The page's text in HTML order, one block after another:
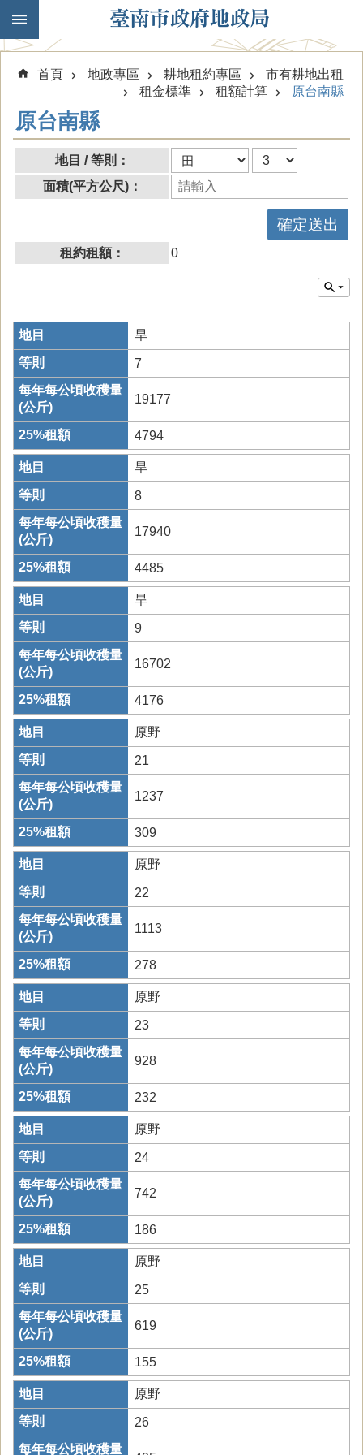
跳到主要內容區塊
首頁 地政專區 耕地租約專區
市有耕地出租
租金標準
租額計算 原台南縣
原台南縣
地目 / 等則：
面積(平方公尺)：
租約租額： 0
旱
7
19177
4794
旱
8
17940
4485
旱
9
16702
4176
原野
21
1237
309
原野
22
1113
278
原野
23
928
232
原野
24
742
186
原野
25
619
155
原野
26